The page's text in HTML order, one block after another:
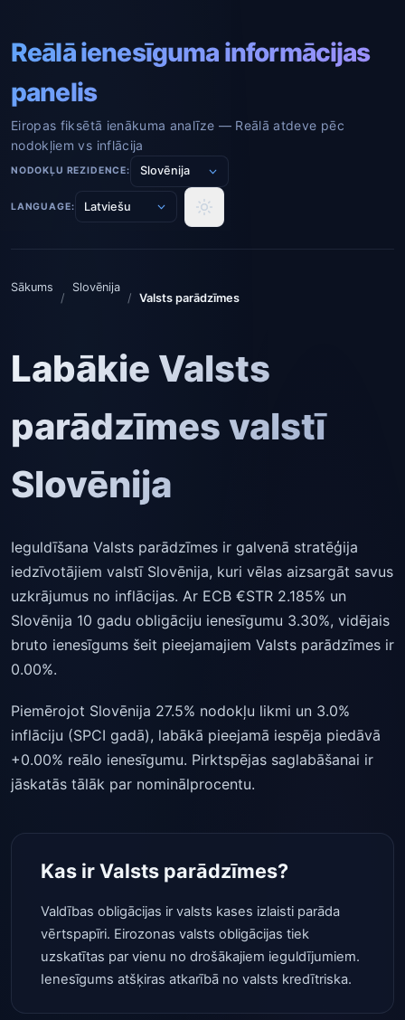
Reālā ienesīguma informācijas
panelis
Eiropas fiksētā ienākuma analīze — Reālā atdeve pēc
nodokļiem vs inflācija
NODOKĻU REZIDENCE:
LANGUAGE:
Sākums
/
Slovēnija
/ Valsts parādzīmes
Labākie Valsts
parādzīmes valstī
Slovēnija
Ieguldīšana Valsts parādzīmes ir galvenā stratēģija
iedzīvotājiem valstī Slovēnija, kuri vēlas aizsargāt savus
uzkrājumus no inflācijas. Ar ECB €STR 2.185% un
Slovēnija 10 gadu obligāciju ienesīgumu 3.30%, vidējais
bruto ienesīgums šeit pieejamajiem Valsts parādzīmes ir
0.00%.
Piemērojot Slovēnija 27.5% nodokļu likmi un 3.0%
inflāciju (SPCI gadā), labākā pieejamā iespēja piedāvā
+0.00% reālo ienesīgumu. Pirktspējas saglabāšanai ir
jāskatās tālāk par nominālprocentu.
Kas ir Valsts parādzīmes?
Valdības obligācijas ir valsts kases izlaisti parāda
vērtspapīri. Eirozonas valsts obligācijas tiek
uzskatītas par vienu no drošākajiem ieguldījumiem.
Ienesīgums atšķiras atkarībā no valsts kredītriska.